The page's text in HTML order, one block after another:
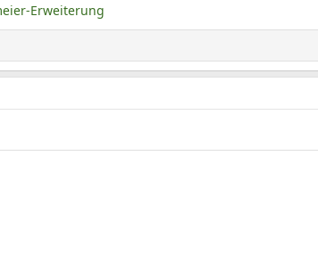
Erweiterung